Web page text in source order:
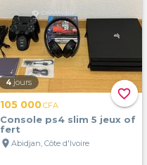
favorite_border
4 jours
105 000CFA
Console ps4 slim 5 jeux of
fert
location_on Abidjan, Côte d'Ivoire